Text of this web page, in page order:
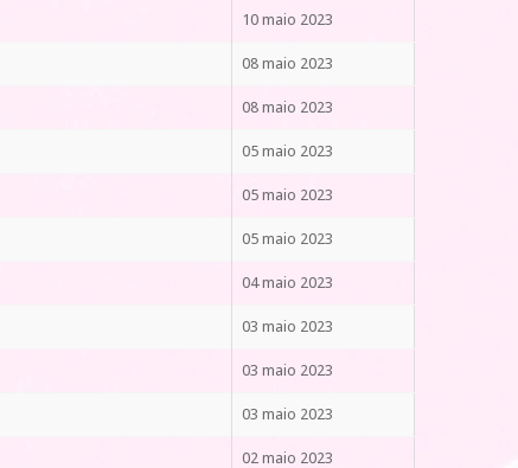
10 maio 2023
08 maio 2023
08 maio 2023
05 maio 2023
05 maio 2023
05 maio 2023
04 maio 2023
03 maio 2023
03 maio 2023
03 maio 2023
02 maio 2023